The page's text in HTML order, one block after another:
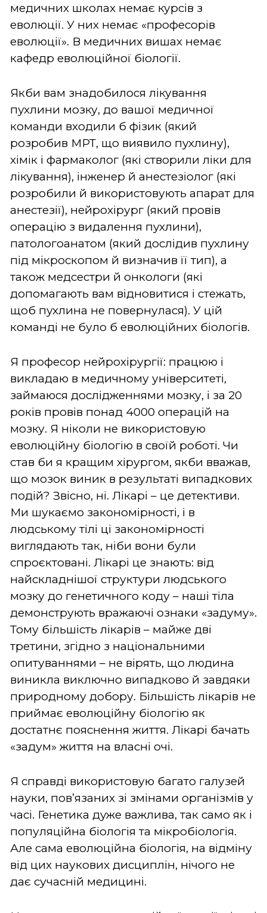
медичних школах немає курсів з
еволюції. У них немає «професорів
еволюції». В медичних вишах немає
кафедр еволюційної біології.
Якби вам знадобилося лікування
пухлини мозку, до вашої медичної
команди входили б фізик (який
розробив МРТ, що виявило пухлину),
хімік і фармаколог (які створили ліки для
лікування), інженер й анестезіолог (які
розробили й використовують апарат для
анестезії), нейрохірург (який провів
операцію з видалення пухлини),
патологоанатом (який дослідив пухлину
під мікроскопом й визначив її тип), а
також медсестри й онкологи (які
допомагають вам відновитися і стежать,
щоб пухлина не повернулася). У цій
команді не було б еволюційних біологів.
Я професор нейрохірургії: працюю і
викладаю в медичному університеті,
займаюся дослідженнями мозку, і за 20
років провів понад 4000 операцій на
мозку. Я ніколи не використовую
еволюційну біологію в своїй роботі. Чи
став би я кращим хірургом, якби вважав,
що мозок виник в результаті випадкових
подій? Звісно, ні. Лікарі – це детективи.
Ми шукаємо закономірності, і в
людському тілі ці закономірності
виглядають так, ніби вони були
спроєктовані. Лікарі це знають: від
найскладнішої структури людського
мозку до генетичного коду – наші тіла
демонструють вражаючі ознаки «задуму».
Тому більшість лікарів – майже дві
третини, згідно з національними
опитуваннями – не вірять, що людина
виникла виключно випадково й завдяки
природному добору. Більшість лікарів не
приймає еволюційну біологію як
достатнє пояснення життя. Лікарі бачать
«задум» життя на власні очі.
Я справді використовую багато галузей
науки, пов’язаних зі змінами організмів у
часі. Генетика дуже важлива, так само як і
популяційна біологія та мікробіологія.
Але сама еволюційна біологія, на відміну
від цих наукових дисциплін, нічого не
дає сучасній медицині.